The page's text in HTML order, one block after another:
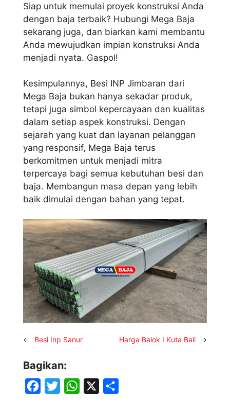
Siap untuk memulai proyek konstruksi Anda
dengan baja terbaik? Hubungi Mega Baja
sekarang juga, dan biarkan kami membantu
Anda mewujudkan impian konstruksi Anda
menjadi nyata. Gaspol!
Kesimpulannya, Besi INP Jimbaran dari
Mega Baja bukan hanya sekadar produk,
tetapi juga simbol kepercayaan dan kualitas
dalam setiap aspek konstruksi. Dengan
sejarah yang kuat dan layanan pelanggan
yang responsif, Mega Baja terus
berkomitmen untuk menjadi mitra
terpercaya bagi semua kebutuhan besi dan
baja. Membangun masa depan yang lebih
baik dimulai dengan bahan yang tepat.
← Besi Inp Sanur Harga Balok I Kuta Bali →
Bagikan: